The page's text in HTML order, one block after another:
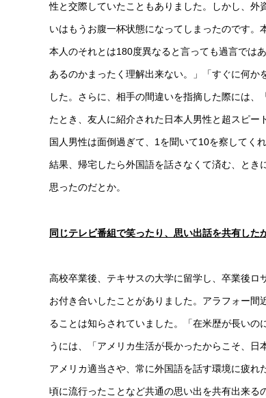
性と交際していたこともありました。しかし、
いはもうお腹一杯状態になってしまったのです
本人のそれとは180度異なると言っても過言では
あるのかまったく理解出来ない。」「すぐに何
した。さらに、相手の間違いを指摘した際には
たとき、友人に紹介された日本人男性と超スピ
国人男性は面倒過ぎて、1を聞いて10を察してく
結果、帰宅したら外国語を話さなくて済む、とき
思ったのだとか。
同じテレビ番組で笑ったり、思い出話を共有した
高校卒業後、テキサスの大学に留学し、卒業後ロ
お付き合いしたことがありました。アラフォー
ることは知らされていました。「在米歴が長い
うには、「アメリカ生活が長かったからこそ、日
アメリカ適当さや、常に外国語を話す環境に疲
頃に流行ったことなど共通の思い出を共有出来る